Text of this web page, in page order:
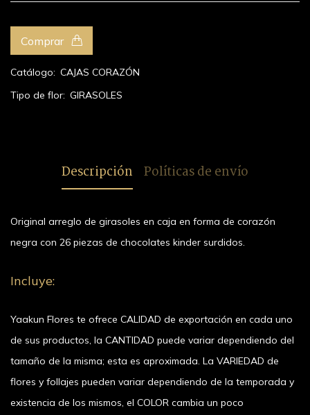
Comprar
Catálogo: CAJAS CORAZÓN
Tipo de flor: GIRASOLES
Descripción Políticas de envío
Original arreglo de girasoles en caja en forma de corazón
negra con 26 piezas de chocolates kinder surdidos.
Incluye:
Yaakun Flores te ofrece CALIDAD de exportación en cada uno
de sus productos, la CANTIDAD puede variar dependiendo del
tamaño de la misma; esta es aproximada. La VARIEDAD de
flores y follajes pueden variar dependiendo de la temporada y
existencia de los mismos, el COLOR cambia un poco